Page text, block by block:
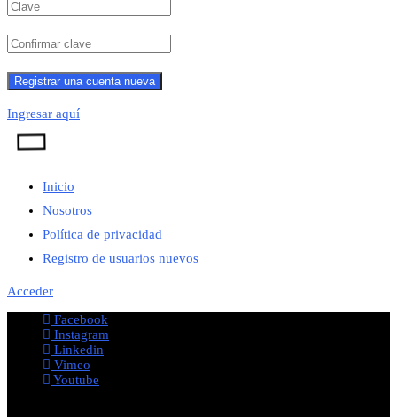
Ingresar aquí
Inicio
Nosotros
Política de privacidad
Registro de usuarios nuevos
Acceder
Facebook
Instagram
Linkedin
Vimeo
Youtube